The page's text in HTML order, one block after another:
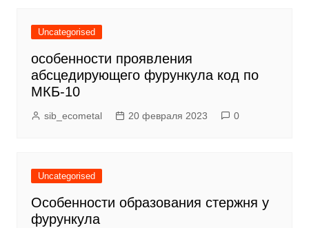
Uncategorised
особенности проявления
абсцедирующего фурункула код по
МКБ-10
sib_ecometal 20 февраля 2023 0
Uncategorised
Особенности образования стержня у
фурункула